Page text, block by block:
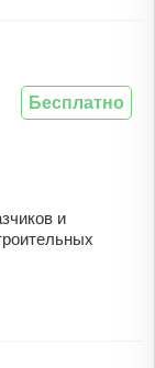
и
Бесплатно